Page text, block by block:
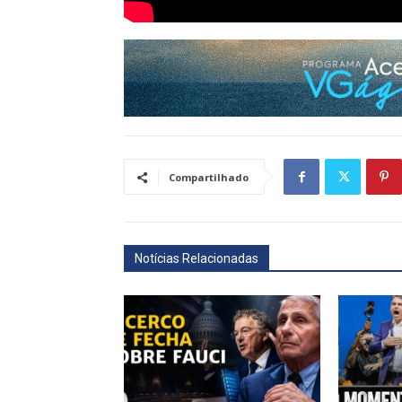
Compartilhado
Notícias Relacionadas